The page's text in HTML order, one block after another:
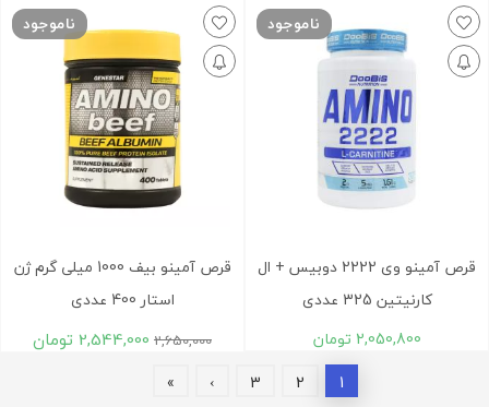
ناموجود
قرص آمینو وی 2222 دوبیس + ال
کارنیتین 325 عددی
2,050,800 تومان
ناموجود
قرص آمینو بیف 1000 میلی گرم ژن
استار 400 عددی
2,650,000
2,544,000 تومان
1
2
3
›
»